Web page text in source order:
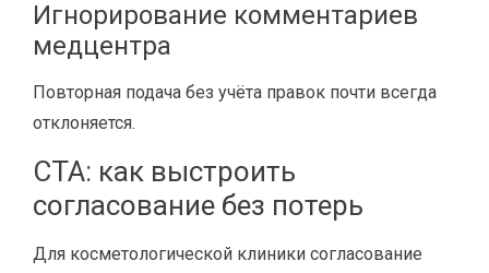
Игнорирование комментариев
медцентра
Повторная подача без учёта правок почти всегда
отклоняется.
CTA: как выстроить
согласование без потерь
Для косметологической клиники согласование